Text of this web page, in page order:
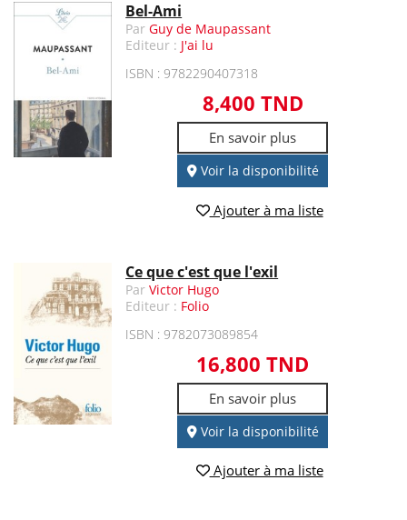
Bel-Ami
ParGuy de Maupassant
Editeur : J'ai lu
ISBN : 9782290407318
8,400 TND
En savoir plus
Voir la disponibilité
Ajouter à ma liste
Ce que c'est que l'exil
ParVictor Hugo
Editeur : Folio
ISBN : 9782073089854
16,800 TND
En savoir plus
Voir la disponibilité
Ajouter à ma liste